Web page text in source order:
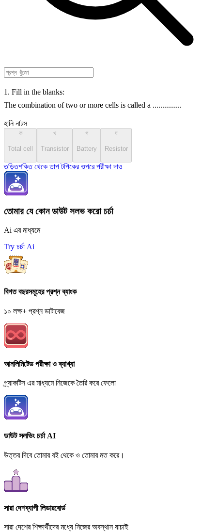
1. Fill in the blanks:
The combination of two or more cells is called a ...............
হানি নাটস
ক
Total cell
খ
Transistor
গ
Battery
ঘ
Resistor
তড়িতশক্তি থেকে তাপ টপিকের ওপরে পরীক্ষা দাও
তোমার যে কোন ডাউট সলভ করো চর্চা
Ai এর মাধ্যমে
Try চর্চা Ai
বিগত বছরসমূহের প্রশ্ন ব্যাংক
১০ লক্ষ+ প্রশ্ন ডাটাবেজ
আনলিমিটেড পরীক্ষা ও ব্যাখ্যা
প্র্যাকটিস এর মাধ্যমে নিজেকে তৈরি করে ফেলো
ডাউট সলভিং চর্চা AI
উত্তর দিবে তোমার বই থেকে ও তোমার মত করে।
সারা দেশব্যাপী লিডারবোর্ড
সারা দেশের শিক্ষার্থীদের মধ্যে নিজের অবস্থান যাচাই